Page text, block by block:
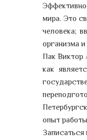
мира. Это
человека;
организма
Пак Виктор
как
опыт